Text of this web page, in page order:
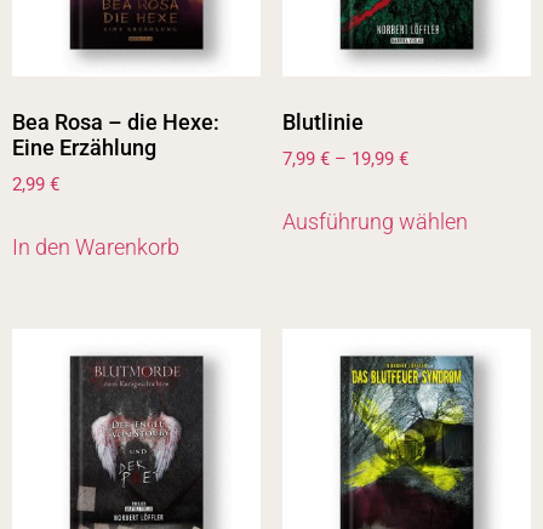
Bea Rosa – die Hexe:
Eine Erzählung
2,99 €
In den Warenkorb
Blutlinie
7,99 € – 19,99 €
Ausführung wählen